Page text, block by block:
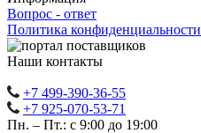
Вопрос - ответ
Политика конфиденциальности
Наши контакты
+7 499-390-36-55
+7 925-070-53-71
Пн. – Пт.: с 9:00 до 19:00